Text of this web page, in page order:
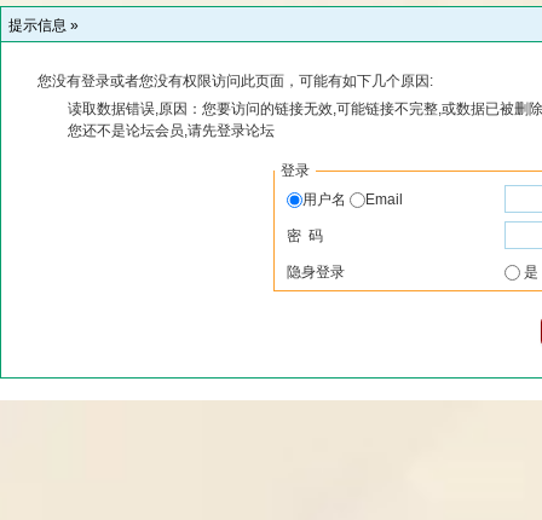
提示信息 »
您没有登录或者您没有权限访问此页面，可能有如下几个原因:
读取数据错误,原因：您要访问的链接无效,可能链接不完整,或数据已被删
您还不是论坛会员,请先登录论坛
登录
用户名
Email
密 码
隐身登录